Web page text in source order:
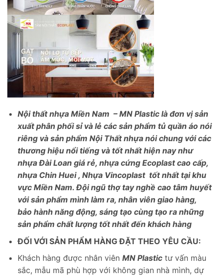
Nội thất nhựa Miền Nam – MN Plastic là đơn vị sản
xuất phân phối sỉ và lẻ các sản phẩm tủ quần áo nói
riêng và sản phẩm Nội Thất nhựa nói chung với các
thương hiệu nổi tiếng và tốt nhất hiện nay như
nhựa Đài Loan giá rẻ, nhựa cứng Ecoplast cao cấp,
nhựa Chin Huei , Nhựa Vincoplast tốt nhất tại khu
vực Miền Nam. Đội ngũ thợ tay nghề cao tâm huyết
với sản phẩm mình làm ra, nhân viên giao hàng,
bảo hành năng động, sáng tạo cùng tạo ra những
sản phẩm chất lượng tốt nhất đến khách hàng
ĐỐI VỚI SẢN PHẨM HÀNG ĐẶT THEO YÊU CẦU:
Khách hàng được nhân viên MN Plastictư vấn màu
sắc, mẫu mã phù hợp với không gian nhà mình, dự